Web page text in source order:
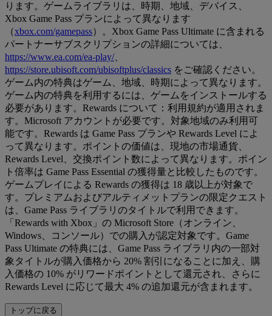
ります。ゲームライブラリは、時期、地域、デバイス、
Xbox Game Pass プランによって異なります
（xbox.com/gamepass）。Xbox Game Pass Ultimate に含まれる
パートナーサブスクリプションの詳細については、
https://www.ea.com/ea-play/、
https://store.ubisoft.com/ubisoftplus/classics をご確認ください。
ゲーム内の特典はゲーム、地域、時期によって異なります。
ゲーム内の特典を利用するには、ゲームをインストールする
必要があります。Rewards について：利用規約が適用されま
す。Microsoft アカウントが必要です。対象地域のみ利用可
能です。Rewards は Game Pass プランや Rewards Level によ
って異なります。ポイントの価値は、現地の市場通貨、
Rewards Level、交換ポイント数によって異なります。ポイン
ト倍率は Game Pass Essential の獲得量と比較したものです。
ゲームプレイによる Rewards の獲得は 18 歳以上が対象で
す。プレミアムおよびアルティメットプランの限定クエスト
は、Game Pass ライブラリのタイトルで利用できます。
「Rewards with Xbox」の Microsoft Store（オンライン、
Windows、コンソール）での購入が認定対象です。Game
Pass Ultimate の特典には、Game Pass ライブラリ内の一部対
象タイトルが購入価格から 20% 割引になることに加え、購
入価格の 10% がリワードポイントとして還元され、さらに
Rewards Level に応じて最大 4% の追加還元が含まれます。
トップに戻る